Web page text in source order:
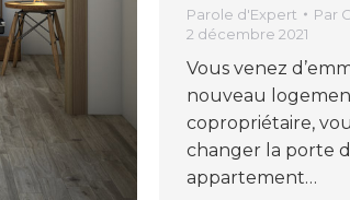
Parole d'Expert Par
2 décembre 2021
Vous venez
nouveau
copropriétaire,
changer la porte
appartement…